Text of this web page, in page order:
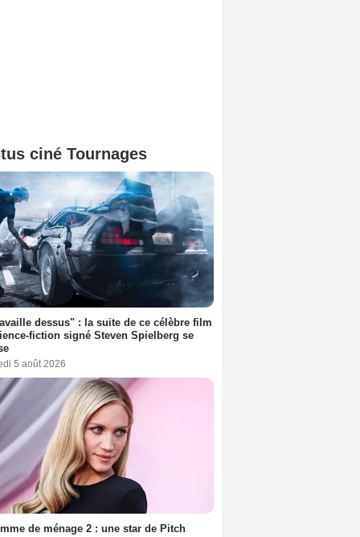
ciné Tournages
dessus" : la suite de ce célèbre film
fiction signé Steven Spielberg se
5 août 2026
de ménage 2 : une star de Pitch